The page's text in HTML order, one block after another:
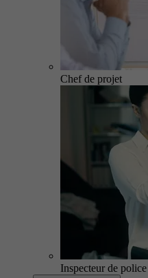
Chef de projet
Inspecteur de police